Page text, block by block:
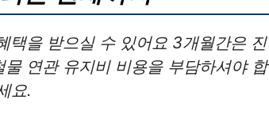
택을 받으실 수 있어요 3개월간은 진
연관 유지비 비용을 부담하셔야 합
요.